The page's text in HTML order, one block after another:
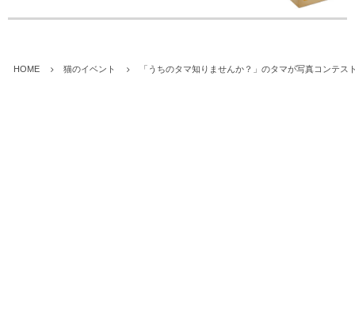
HOME 猫のイベント 「うちのタマ知りませんか？」のタマが写真コンテス